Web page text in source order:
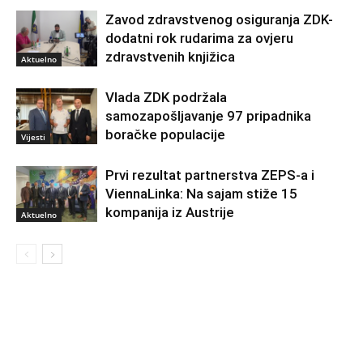
Aktuelno
Zavod zdravstvenog osiguranja ZDK-
dodatni rok rudarima za ovjeru
zdravstvenih knjižica
Vijesti
Vlada ZDK podržala
samozapošljavanje 97 pripadnika
boračke populacije
Aktuelno
Prvi rezultat partnerstva ZEPS-a i
ViennaLinka: Na sajam stiže 15
kompanija iz Austrije